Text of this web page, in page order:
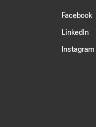
Facebook
LinkedIn
Instagram